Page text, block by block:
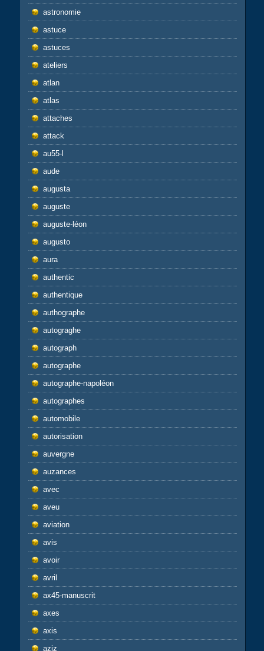
astronomie
astuce
astuces
ateliers
atlan
atlas
attaches
attack
au55-l
aude
augusta
auguste
auguste-léon
augusto
aura
authentic
authentique
authographe
autograghe
autograph
autographe
autographe-napoléon
autographes
automobile
autorisation
auvergne
auzances
avec
aveu
aviation
avis
avoir
avril
ax45-manuscrit
axes
axis
aziz